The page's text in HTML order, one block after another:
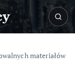
materiałów